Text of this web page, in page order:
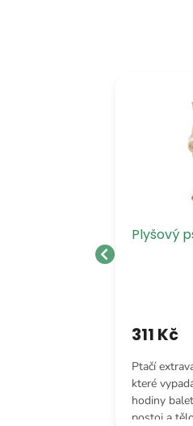
Plyšový
311 Kč
Ptačí
které
hodiny
postoj a